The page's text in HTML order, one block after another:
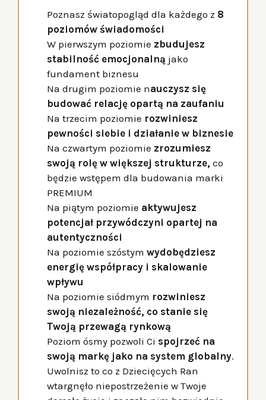
Poznasz światopogląd dla każdego z 8
poziomów świadomości
W pierwszym poziomie zbudujesz
stabilność emocjonalną jako
fundament biznesu
Na drugim poziomie nauczysz się
budować relację opartą na zaufaniu
Na trzecim poziomie rozwiniesz
pewności siebie i działanie w biznesie
Na czwartym poziomie zrozumiesz
swoją rolę w większej strukturze, co
będzie wstępem dla budowania marki
PREMIUM
Na piątym poziomie aktywujesz
potencjał przywódczyni opartej na
autentyczności
Na poziomie szóstym wydobędziesz
energię współpracy i skalowanie
wpływu
Na poziomie siódmym rozwiniesz
swoją niezależność, co stanie się
Twoją przewagą rynkową
Poziom ósmy pozwoli Ci spojrzeć na
swoją markę jako na system globalny.
Uwolnisz to co z Dziecięcych Ran
wtargnęło niepostrzeżenie w Twoje